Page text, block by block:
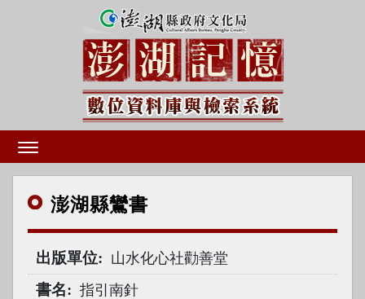
澎湖縣鸞書
出版單位 山水化心社勸善堂
書名 指引南針